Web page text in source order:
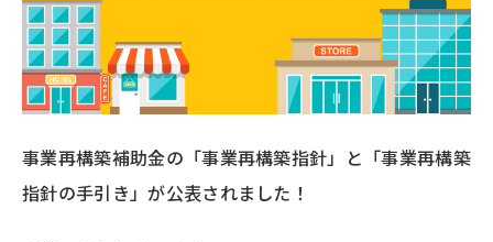
事業再構築補助金の「事業再構築指針」と「事業再構築
指針の手引き」が公表されました！